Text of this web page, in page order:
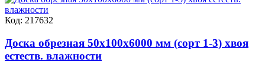
Код: 217632
Доска обрезная 50х100х6000 мм (сорт 1-3) хвоя
естеств. влажности